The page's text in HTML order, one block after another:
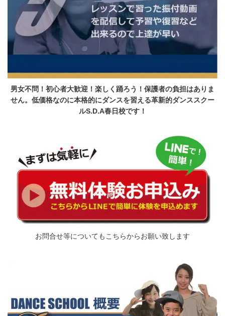
男女不問！初心者大歓迎！楽しく踊ろう！保護者の負担はありま
せん。低価格なのに本格的にダンスを習える革新的ダンススクー
ルS.D.A春日校です！
お問合せ等についてもこちらからお願い致します